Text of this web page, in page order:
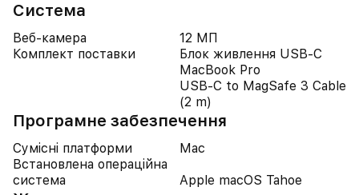
Система
Веб-камера
12 МП
Комплект поставки
Блок живлення USB-C
MacBook Pro
USB-C to MagSafe 3 Cable
(2 m)
Програмне забезпечення
Сумісні платформи
Mac
Встановлена операційна
система
Apple macOS Tahoe